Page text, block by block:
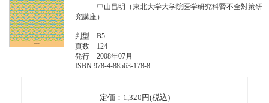
中山昌明（東北大学大学院医学研究科腎不全対策研
究講座）
判型 B5
頁数 124
発行 2008年07月
ISBN 978-4-88563-178-8
定価：1,320円(税込)